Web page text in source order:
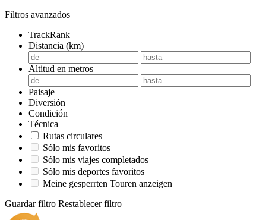
Filtros avanzados
TrackRank
Distancia (km)
Altitud en metros
Paisaje
Diversión
Condición
Técnica
Rutas circulares
Sólo mis favoritos
Sólo mis viajes completados
Sólo mis deportes favoritos
Meine gesperrten Touren anzeigen
Guardar filtro Restablecer filtro